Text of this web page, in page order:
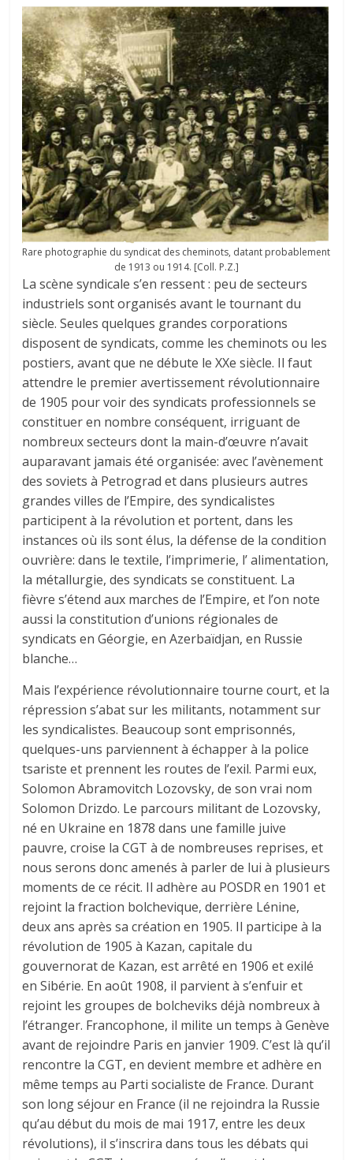
Rare photographie du syndicat des cheminots, datant probablement
de 1913 ou 1914. [Coll. P.Z.]
La scène syndicale s’en ressent : peu de secteurs
industriels sont organisés avant le tournant du
siècle. Seules quelques grandes corporations
disposent de syndicats, comme les cheminots ou les
postiers, avant que ne débute le XXe siècle. Il faut
attendre le premier avertissement révolutionnaire
de 1905 pour voir des syndicats professionnels se
constituer en nombre conséquent, irriguant de
nombreux secteurs dont la main-d’œuvre n’avait
auparavant jamais été organisée: avec l’avènement
des soviets à Petrograd et dans plusieurs autres
grandes villes de l’Empire, des syndicalistes
participent à la révolution et portent, dans les
instances où ils sont élus, la défense de la condition
ouvrière: dans le textile, l’imprimerie, l’ alimentation,
la métallurgie, des syndicats se constituent. La
fièvre s’étend aux marches de l’Empire, et l’on note
aussi la constitution d’unions régionales de
syndicats en Géorgie, en Azerbaïdjan, en Russie
blanche…
Mais l’expérience révolutionnaire tourne court, et la
répression s’abat sur les militants, notamment sur
les syndicalistes. Beaucoup sont emprisonnés,
quelques-uns parviennent à échapper à la police
tsariste et prennent les routes de l’exil. Parmi eux,
Solomon Abramovitch Lozovsky, de son vrai nom
Solomon Drizdo. Le parcours militant de Lozovsky,
né en Ukraine en 1878 dans une famille juive
pauvre, croise la CGT à de nombreuses reprises, et
nous serons donc amenés à parler de lui à plusieurs
moments de ce récit. Il adhère au POSDR en 1901 et
rejoint la fraction bolchevique, derrière Lénine,
deux ans après sa création en 1905. Il participe à la
révolution de 1905 à Kazan, capitale du
gouvernorat de Kazan, est arrêté en 1906 et exilé
en Sibérie. En août 1908, il parvient à s’enfuir et
rejoint les groupes de bolcheviks déjà nombreux à
l’étranger. Francophone, il milite un temps à Genève
avant de rejoindre Paris en janvier 1909. C’est là qu’il
rencontre la CGT, en devient membre et adhère en
même temps au Parti socialiste de France. Durant
son long séjour en France (il ne rejoindra la Russie
qu’au début du mois de mai 1917, entre les deux
révolutions), il s’inscrira dans tous les débats qui